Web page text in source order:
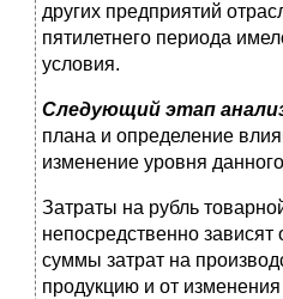
других предприятий
пятилетнего периода
условия.
Следующий этап
плана и определение
изменение уровня
Затраты на рубль
непосредственно
суммы затрат на
продукцию и от